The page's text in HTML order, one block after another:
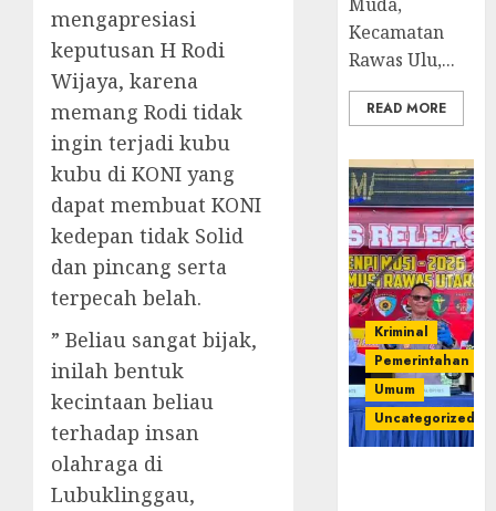
mengapresiasi
keputusan H Rodi
Wijaya, karena
memang Rodi tidak
ingin terjadi kubu
kubu di KONI yang
dapat membuat KONI
kedepan tidak Solid
dan pincang serta
terpecah belah.
” Beliau sangat bijak,
inilah bentuk
kecintaan beliau
terhadap insan
olahraga di
Lubuklinggau,
Muda,
Kecamatan
Rawas Ulu,...
READ MORE
Kriminal
Pemerintahan
Umum
Uncategorized